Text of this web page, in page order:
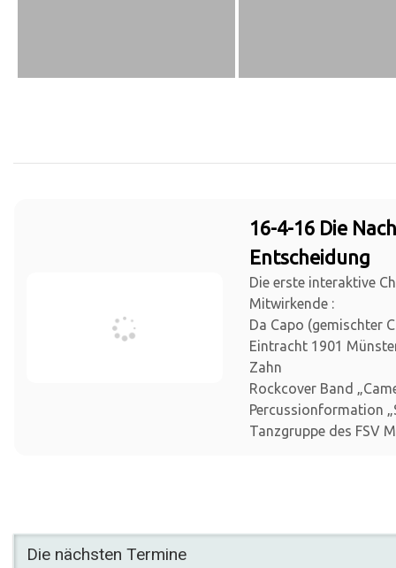
16-4-16 Die
Entscheidung
Die erste interaktive
Mitwirkende :
Da Capo (gemischter
Eintracht 1901
Zahn
Rockcover Band
Percussionformation
Tanzgruppe des FSV
Die nächsten Termine